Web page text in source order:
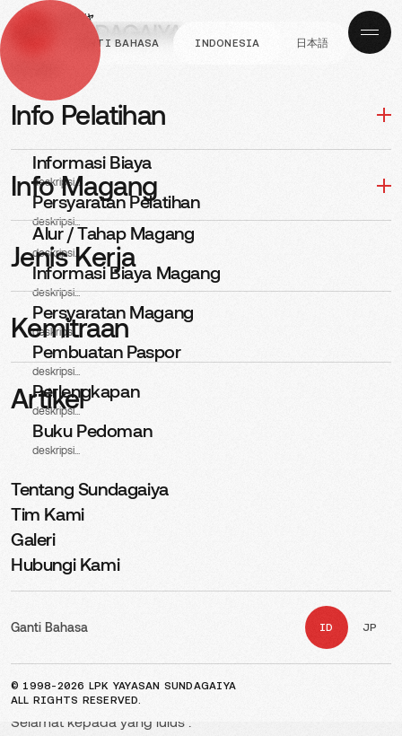
GANTI BAHASA INDONESIA 日本語
Info Pelatihan
Informasi Biaya
deskripsi...
Persyaratan Pelatihan
deskripsi...
Info Magang
Alur / Tahap Magang
deskripsi...
Informasi Biaya Magang
deskripsi...
Persyaratan Magang
deskripsi...
Pembuatan Paspor
deskripsi...
Perlengkapan
deskripsi...
Buku Pedoman
deskripsi...
Jenis Kerja
Kemitraan
Artikel
Tentang Sundagaiya
Tim Kami
Galeri
Hubungi Kami
Ganti Bahasa ID JP
© 1998-2026 LPK YAYASAN SUNDAGAIYA
ALL RIGHTS RESERVED.
KELULUSAN INTERVIEW
Yang lulus Interview di
Perusahaan
NANATANIGAWA 210526
PUBLISHED
23, Mei 2026
Interview Program Pemagangan di perusahaan
daerah Kyoto
Selamat kepada yang lulus :